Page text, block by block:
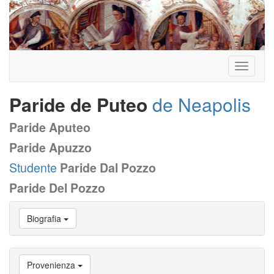
Toggle
Paride de Puteo de Neapolis
Paride Aputeo
Paride Apuzzo
Studente Paride Dal Pozzo
Paride Del Pozzo
Vai
Biografia
Provenienza
Biografia
Provenienza